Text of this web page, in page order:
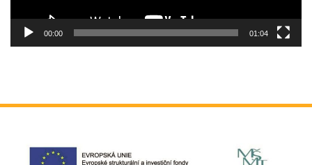
00:00 01:04